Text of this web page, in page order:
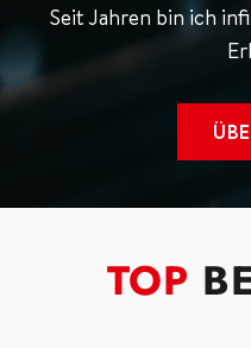
Seit Jahren bin ich
TOP